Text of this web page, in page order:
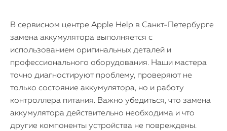
В сервисном центре Apple Help в Санкт-Петербурге
замена аккумулятора выполняется с
использованием оригинальных деталей и
профессионального оборудования. Наши мастера
точно диагностируют проблему, проверяют не
только состояние аккумулятора, но и работу
контроллера питания. Важно убедиться, что замена
аккумулятора действительно необходима и что
другие компоненты устройства не повреждены.